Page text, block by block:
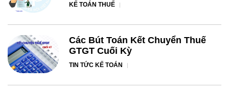
KẾ TOÁN THUẾ
Các Bút Toán Kết Chuyển Thuế
GTGT Cuối Kỳ
TIN TỨC KẾ TOÁN